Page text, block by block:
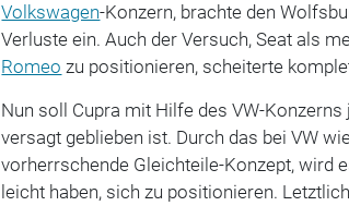
Volkswagen-Konzern, brachte den
Verluste ein. Auch der Versuch, Seat als
Romeo zu positionieren, scheiterte
Nun soll Cupra mit Hilfe des VW-Konzerns
versagt geblieben ist. Durch das bei VW
vorherrschende Gleichteile-Konzept, wird
leicht haben, sich zu positionieren.